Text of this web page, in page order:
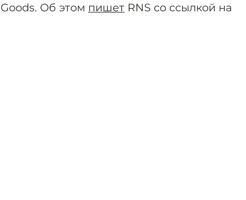
Об этом пишет RNS со ссылкой на